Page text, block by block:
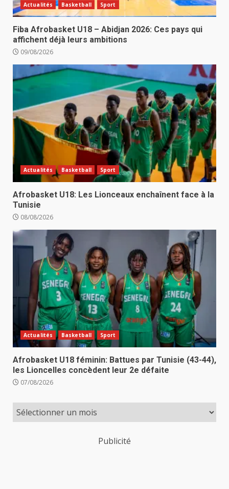
Actualités Basketball Sport
Fiba Afrobasket U18 – Abidjan 2026: Ces pays qui
affichent déjà leurs ambitions
09/08/2026
Actualités Basketball Sport
Afrobasket U18: Les Lionceaux enchaînent face à la
Tunisie
08/08/2026
Actualités Basketball Sport
Afrobasket U18 féminin: Battues par Tunisie (43-44),
les Lioncelles concèdent leur 2e défaite
07/08/2026
Publicité